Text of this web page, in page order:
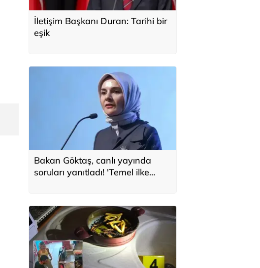
İletişim Başkanı Duran: Tarihi bir
eşik
Bakan Göktaş, canlı yayında
soruları yanıtladı! 'Temel ilke